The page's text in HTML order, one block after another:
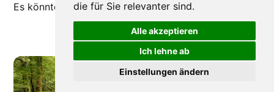
die für Sie relevanter sind.
Alle akzeptieren
Ich lehne ab
Einstellungen ändern
Es könnte dir auchgefallen